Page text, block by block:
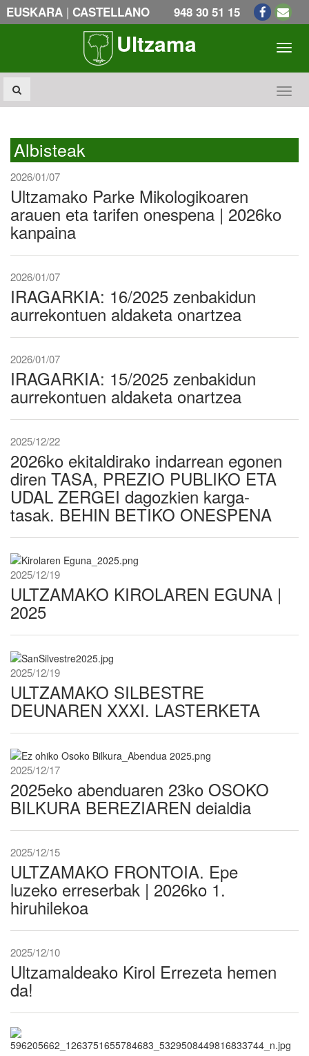
EUSKARA | CASTELLANO 948 30 51 15
Ultzama
Albisteak
2026/01/07
Ultzamako Parke Mikologikoaren
arauen eta tarifen onespena | 2026ko
kanpaina
2026/01/07
IRAGARKIA: 16/2025 zenbakidun
aurrekontuen aldaketa onartzea
2026/01/07
IRAGARKIA: 15/2025 zenbakidun
aurrekontuen aldaketa onartzea
2025/12/22
2026ko ekitaldirako indarrean egonen
diren TASA, PREZIO PUBLIKO ETA
UDAL ZERGEI dagozkien karga-
tasak. BEHIN BETIKO ONESPENA
2025/12/19
ULTZAMAKO KIROLAREN EGUNA |
2025
2025/12/19
ULTZAMAKO SILBESTRE
DEUNAREN XXXI. LASTERKETA
2025/12/17
2025eko abenduaren 23ko OSOKO
BILKURA BEREZIAREN deialdia
2025/12/15
ULTZAMAKO FRONTOIA. Epe
luzeko erreserbak | 2026ko 1.
hiruhilekoa
2025/12/10
Ultzamaldeako Kirol Errezeta hemen
da!